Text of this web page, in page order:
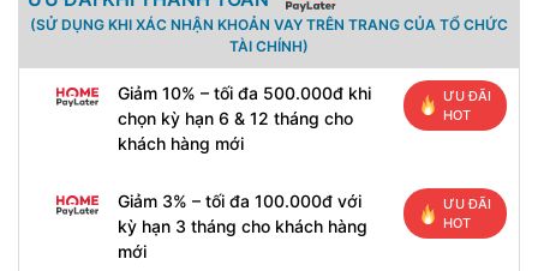
(SỬ DỤNG KHI XÁC NHẬN KHOẢN VAY TRÊN TRANG CỦA TỔ CHỨC
TÀI CHÍNH)
Giảm 10% – tối đa 500.000đ khi
chọn kỳ hạn 6 & 12 tháng cho
khách hàng mới
ƯU ĐÃI
HOT
Giảm 3% – tối đa 100.000đ với
kỳ hạn 3 tháng cho khách hàng
mới
ƯU ĐÃI
HOT